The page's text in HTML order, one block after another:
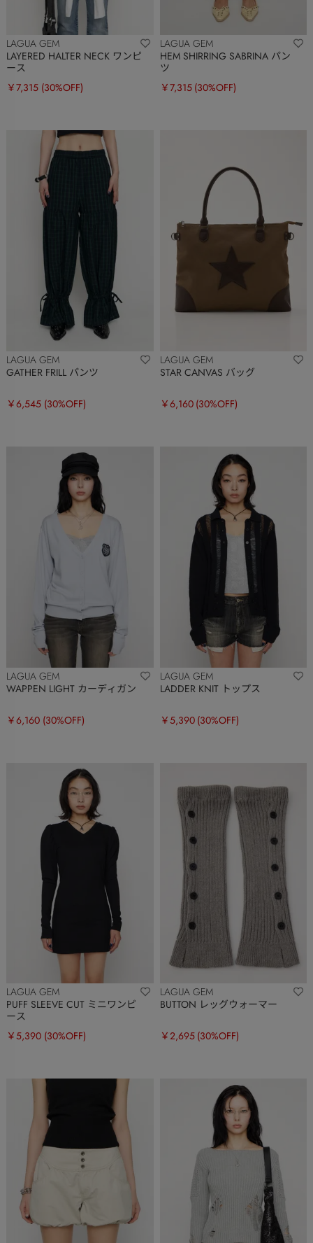
LAGUA GEM
LAYERED HALTER NECK ワンピ
ース
￥7,315 (30%OFF)
LAGUA GEM
HEM SHIRRING SABRINA パン
ツ
￥7,315 (30%OFF)
LAGUA GEM
GATHER FRILL パンツ
￥6,545 (30%OFF)
LAGUA GEM
STAR CANVAS バッグ
￥6,160 (30%OFF)
LAGUA GEM
WAPPEN LIGHT カーディガン
￥6,160 (30%OFF)
LAGUA GEM
LADDER KNIT トップス
￥5,390 (30%OFF)
LAGUA GEM
PUFF SLEEVE CUT ミニワンピ
ース
￥5,390 (30%OFF)
LAGUA GEM
BUTTON レッグウォーマー
￥2,695 (30%OFF)